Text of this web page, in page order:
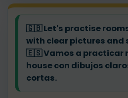
🇬🇧Let's practise
with clear pictures
🇪🇸Vamos a practicar
house con dibujos
cortas.